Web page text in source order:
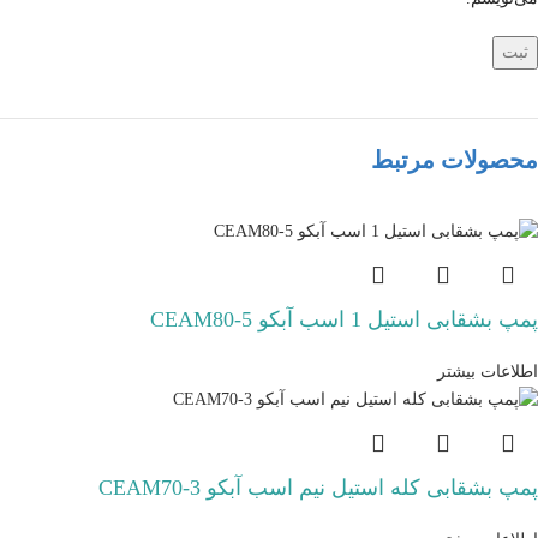
محصولات مرتبط
پمپ بشقابی استیل 1 اسب آبکو CEAM80-5
اطلاعات بیشتر
پمپ بشقابی کله استیل نیم اسب آبکو CEAM70-3